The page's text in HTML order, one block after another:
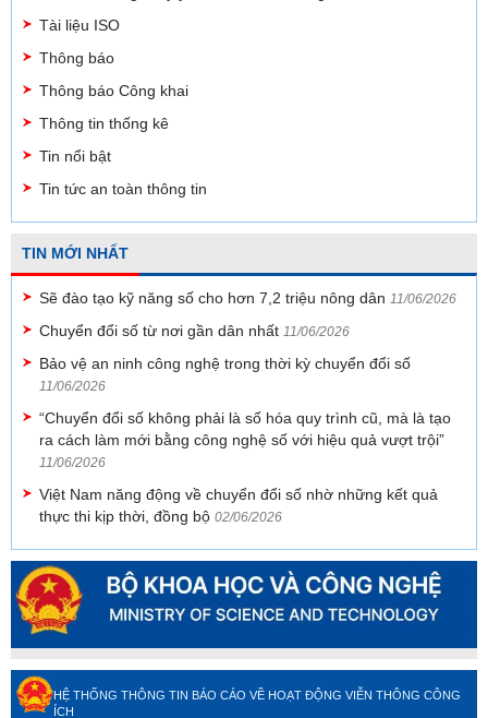
Tài liệu ISO
Thông báo
Thông báo Công khai
Thông tin thống kê
Tin nổi bật
Tin tức an toàn thông tin
TIN MỚI NHẤT
Sẽ đào tạo kỹ năng số cho hơn 7,2 triệu nông dân 11/06/2026
Chuyển đổi số từ nơi gần dân nhất 11/06/2026
Bảo vệ an ninh công nghệ trong thời kỳ chuyển đổi số
11/06/2026
“Chuyển đổi số không phải là số hóa quy trình cũ, mà là tạo
ra cách làm mới bằng công nghệ số với hiệu quả vượt trội”
11/06/2026
Việt Nam năng động về chuyển đổi số nhờ những kết quả
thực thi kịp thời, đồng bộ 02/06/2026
HỆ THỐNG THÔNG TIN BÁO CÁO VỀ HOẠT ĐỘNG VIỄN THÔNG CÔNG
ÍCH